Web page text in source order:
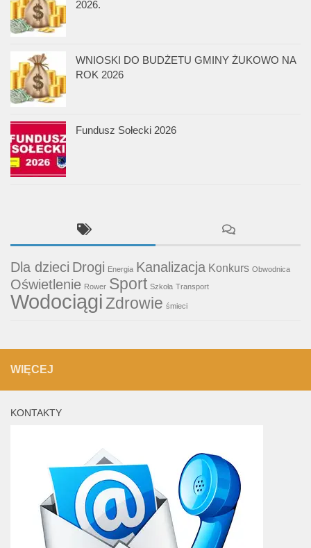
2026.
WNIOSKI DO BUDŻETU GMINY ŻUKOWO NA
ROK 2026
Fundusz Sołecki 2026
Dla dzieci Drogi Energia Kanalizacja Konkurs Obwodnica
Oświetlenie Rower Sport Szkoła Transport
WodociągiZdrowie śmieci
WIĘCEJ
KONTAKTY